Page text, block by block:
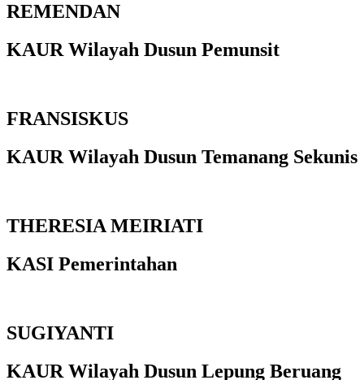
REMENDAN
KAUR Wilayah Dusun Pemunsit
FRANSISKUS
KAUR Wilayah Dusun Temanang Sekunis
THERESIA MEIRIATI
KASI Pemerintahan
SUGIYANTI
KAUR Wilayah Dusun Lepung Beruang